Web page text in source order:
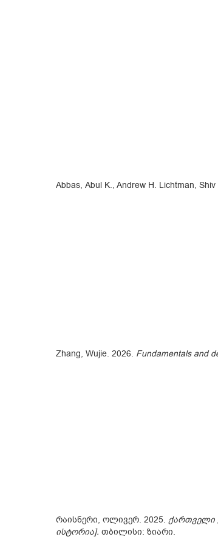
Abbas, Abul K., Andrew H. Lichtman,
Zhang, Wujie. 2026. Fundamentals and
რაისნერი, ოლივერ. 2025. ქართველი
ისტორია]. თბილისი: ზიარი.